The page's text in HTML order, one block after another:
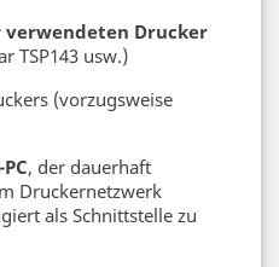
verwendeten Drucker
TSP143 usw.)
(vorzugsweise
, der dauerhaft
Druckernetzwerk
als Schnittstelle zu